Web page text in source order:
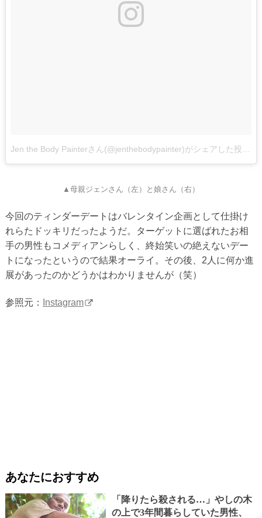
▲母親ジェンさん（左）と娘さん（右）
今回のティンダーデートはバレンタイン企画として仕掛け
れらたドッキリだったようだ。ターゲットに選ばれたお相
手の男性もコメディアンらしく、終始笑いの絶えないデー
トになったというので結果オーライ。その後、2人に何か進
展があったのかどうかはわかりませんが（笑）
参照元： Instagram
あなたにおすすめ
「降りたら殺される…」やしの木
の上で3年間暮らしていた男性、